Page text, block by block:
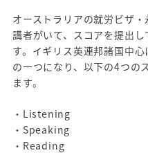
オーストラリアの就労ビザ
講者がいて、スコアを提出
す。イギリス英連邦諸国中
の一つになり、以下の4つの
ます。
・Listening
・Speaking
・Reading